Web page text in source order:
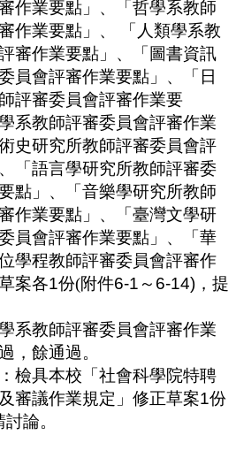
作業要點」、「哲學系教師
作業要點」、 「人類學系教
審作業要點」、「圖書資訊
員會評審作業要點」、「日
評審委員會評審作業要
系教師評審委員會評審作業
史研究所教師評審委員會評
「語言學研究所教師評審委
點」、「音樂學研究所教師
作業要點」、「臺灣文學研
員會評審作業要點」、「華
學程教師評審委員會評審作
案各1份(附件6-1 ～ 6-14)，提
系教師評審委員會評審作業
，餘通過。
檢具本校「社會科學院特聘
審議作業規定」修正草案1份
討論。